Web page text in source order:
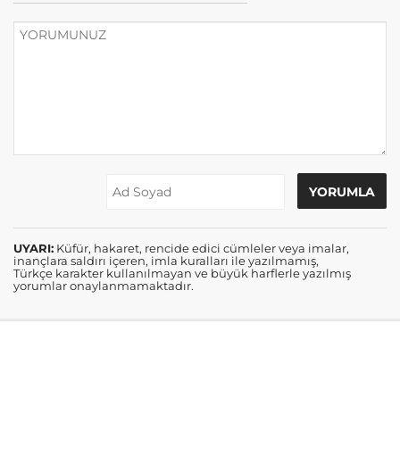
UYARI: Küfür, hakaret, rencide edici cümleler veya imalar,
inançlara saldırı içeren, imla kuralları ile yazılmamış,
Türkçe karakter kullanılmayan ve büyük harflerle yazılmış
yorumlar onaylanmamaktadır.